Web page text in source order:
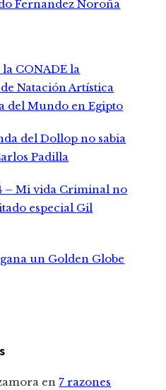
Fernandez Noroña
CONADE la
Natación Artística
del Mundo en Egipto
del Dollop no sabia
Padilla
– Mi vida Criminal no
especial Gil
un Golden Globe
en7 razones